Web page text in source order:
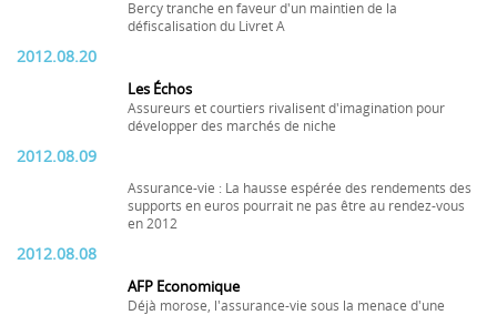
Bercy tranche en faveur d'un maintien de la
défiscalisation du Livret A
2012.08.20
Les Échos
Assureurs et courtiers rivalisent d'imagination pour
développer des marchés de niche
2012.08.09
Assurance-vie : La hausse espérée des rendements des
supports en euros pourrait ne pas être au rendez-vous
en 2012
2012.08.08
AFP Economique
Déjà morose, l'assurance-vie sous la menace d'une